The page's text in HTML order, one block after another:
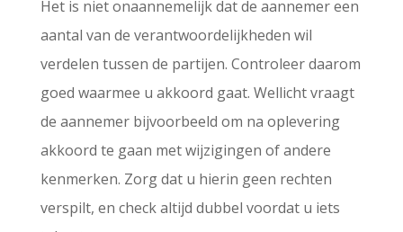
Het is niet onaannemelijk dat de aannemer een
aantal van de verantwoordelijkheden wil
verdelen tussen de partijen. Controleer daarom
goed waarmee u akkoord gaat. Wellicht vraagt
de aannemer bijvoorbeeld om na oplevering
akkoord te gaan met wijzigingen of andere
kenmerken. Zorg dat u hierin geen rechten
verspilt, en check altijd dubbel voordat u iets